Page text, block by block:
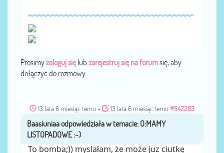
Prosimyzaloguj sięlub zarejestruj się na forumsię, aby
dołączyć do rozmowy.
13 lata 6 miesiąc temu - 13 lata 6 miesiąc temu #542283
przezBaasiuniaa
To bomba;)) myslałam, że może juz ciutkę